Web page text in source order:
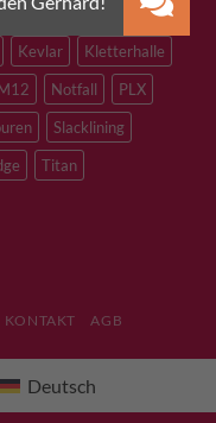
Höhenarbeiten
Kevlar
Kletterhalle
Notfall
PLX
Slacklining
Titan
KONTAKT AGB
Deutsch